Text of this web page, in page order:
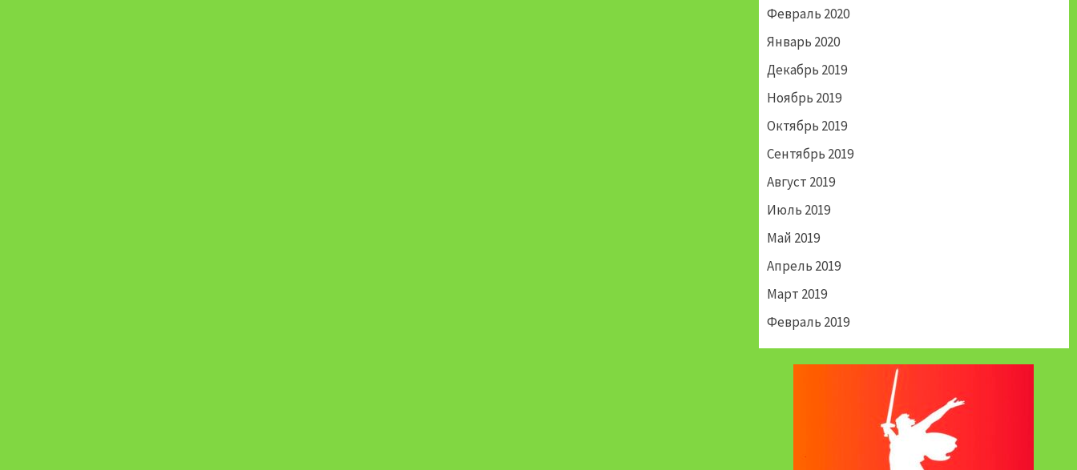
Февраль 2020
Январь 2020
Декабрь 2019
Ноябрь 2019
Октябрь 2019
Сентябрь 2019
Август 2019
Июль 2019
Май 2019
Апрель 2019
Март 2019
Февраль 2019